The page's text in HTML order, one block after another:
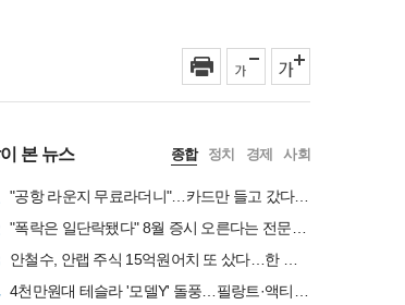
본 뉴스 종합 정치 경제 사회
"공항 라운지 무료라더니"…카드만 들고 갔다간 '헛걸음'